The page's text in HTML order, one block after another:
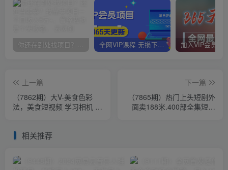
你还在到处找项目？还在当韭菜？我靠卖项目一个月收入5万+，曾经我也是个失败者。 全网VIP课程 无损下载~
上一篇
（7862期）大V-美食色彩
法，美食短视频 学习相机 清
下一篇
（7865期）热门上头短剧外
面卖188米.400部全集短剧
相关推荐